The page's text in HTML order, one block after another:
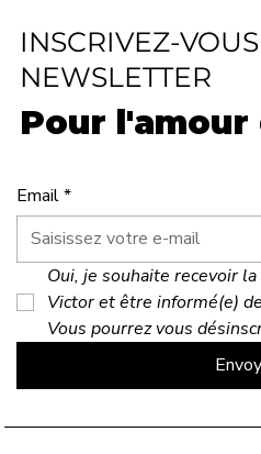
Email*
Oui, je souhaite recevoir
Victor et être informé(e)
Vous pourrez vous
INSCRIVEZ-
NEWSLETTER
Pour l'amour